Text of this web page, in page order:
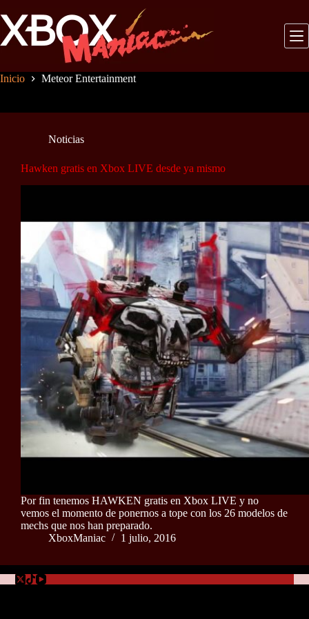
al
contenido
Inicio Meteor Entertainment
Noticias
Hawken gratis en Xbox LIVE desde ya mismo
Por fin tenemos HAWKEN gratis en Xbox LIVE y no
vemos el momento de ponernos a tope con los 26 modelos de
mechs que nos han preparado.
XboxManiac
1 julio, 2016